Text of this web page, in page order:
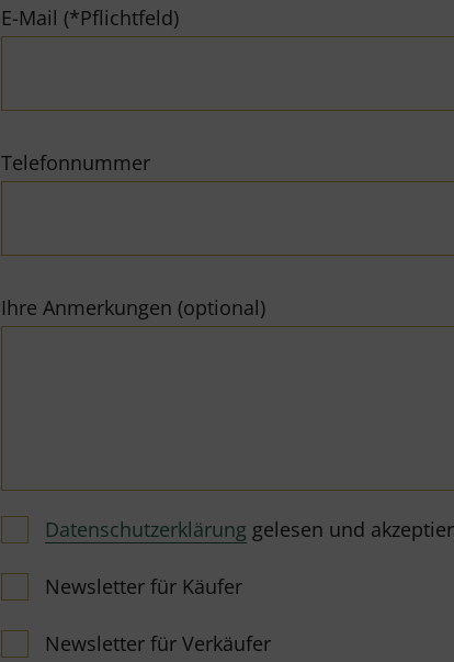
E-Mail (*Pflichtfeld)
Telefonnummer
Ihre Anmerkungen (optional)
Datenschutzerklärung gelesen und
Newsletter für Käufer
Newsletter für Verkäufer